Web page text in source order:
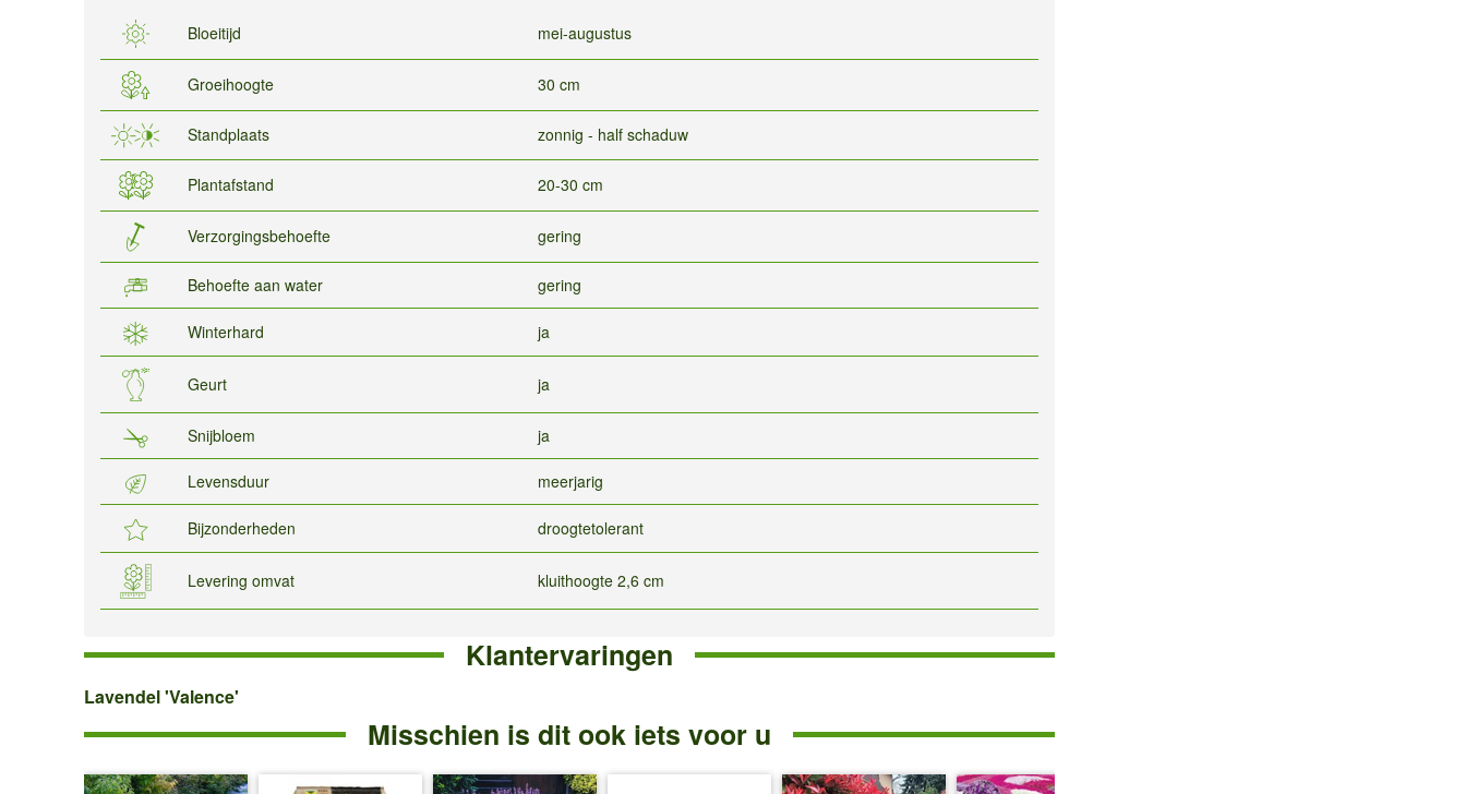
Bloeitijd mei-augustus
Groeihoogte 30 cm
Standplaats zonnig - half schaduw
Plantafstand 20-30 cm
Verzorgingsbehoefte gering
Behoefte aan water gering
Winterhard ja
Geurt ja
Snijbloem ja
Levensduur meerjarig
Bijzonderheden droogtetolerant
Levering omvat kluithoogte 2,6 cm
Klantervaringen
Lavendel
Lavendel 'Valence'
Misschien is dit ook iets voor u